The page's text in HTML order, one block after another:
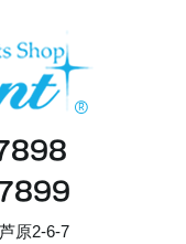
原2-6-7